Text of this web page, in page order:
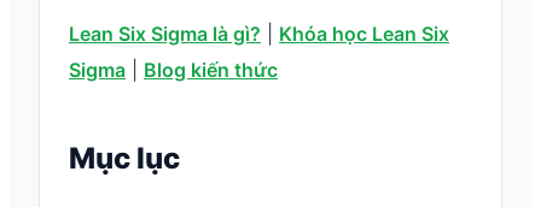
Lean Six Sigma là gì?
Khóa học Lean Six
Sigma
Blog kiến thức
Mục lục